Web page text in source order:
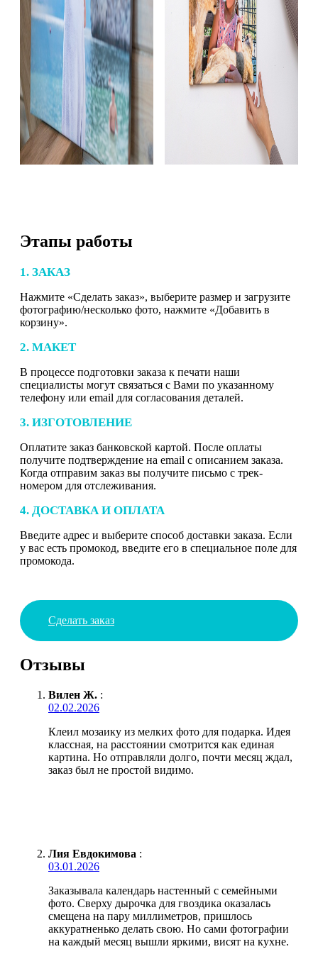
Этапы работы
1. ЗАКАЗ
Нажмите «Сделать заказ», выберите размер и загрузите
фотографию/несколько фото, нажмите «Добавить в
корзину».
2. МАКЕТ
В процессе подготовки заказа к печати наши
специалисты могут связаться с Вами по указанному
телефону или email для согласования деталей.
3. ИЗГОТОВЛЕНИЕ
Оплатите заказ банковской картой. После оплаты
получите подтверждение на email с описанием заказа.
Когда отправим заказ вы получите письмо с трек-
номером для отслеживания.
4. ДОСТАВКА И ОПЛАТА
Введите адрес и выберите способ доставки заказа. Если
у вас есть промокод, введите его в специальное поле для
промокода.
Сделать заказ
Отзывы
Вилен Ж. :
02.02.2026
Клеил мозаику из мелких фото для подарка. Идея
классная, на расстоянии смотрится как единая
картина. Но отправляли долго, почти месяц ждал,
заказ был не простой видимо.
Лия Евдокимова :
03.01.2026
Заказывала календарь настенный с семейными
фото. Сверху дырочка для гвоздика оказалась
смещена на пару миллиметров, пришлось
аккуратненько делать свою. Но сами фотографии
на каждый месяц вышли яркими, висят на кухне.